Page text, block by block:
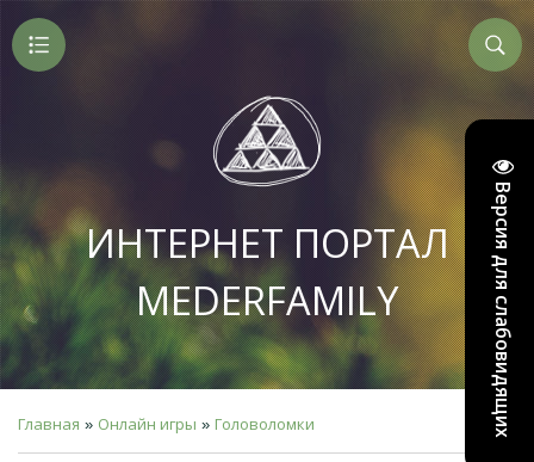
Версия для слабовидящих
ИНТЕРНЕТ ПОРТАЛ
MEDERFAMILY
Главная » Онлайн игры » Головоломки